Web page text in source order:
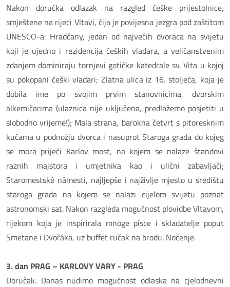
Nakon doručka odlazak na razgled češke prijestolnice,
smještene na rijeci Vltavi, čija je povijesna jezgra pod zaštitom
UNESCO-a: Hradčany, jedan od najvećih dvoraca na svijetu
koji je ujedno i rezidencija čeških vladara, a veličanstvenim
zdanjem dominiraju tornjevi gotičke katedrale sv. Vita u kojoj
su pokopani češki vladari; Zlatna ulica iz 16. stoljeća, koja je
dobila ime po svojim prvim stanovnicima, dvorskim
alkemičarima (ulaznica nije uključena, predlažemo posjetiti u
slobodno vrijeme!); Mala strana, barokna četvrt s pitoresknim
kućama u podnožju dvorca i nasuprot Staroga grada do kojeg
se mora prijeći Karlov most, na kojem se nalaze štandovi
raznih majstora i umjetnika kao i ulični zabavljači;
Staromestské námesti, najljepše i najživlje mjesto u središtu
staroga grada na kojem se nalazi cijelom svijetu poznat
astronomski sat. Nakon razgleda mogućnost plovidbe Vltavom,
rijekom koja je inspirirala mnoge pisce i skladatelje poput
Smetane i Dvořáka, uz buffet ručak na brodu. Noćenje.
3. dan PRAG – KARLOVY VARY - PRAG
Doručak. Danas nudimo mogućnost odlaska na cjelodnevni